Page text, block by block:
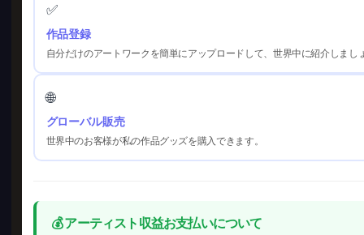
✅
作品登録
自分だけのアートワークを簡単にアップロードして、世界中に紹介しまし
🌐
グローバル販売
世界中のお客様が私の作品グッズを購入できます。
💰 アーティスト収益お支払いについて